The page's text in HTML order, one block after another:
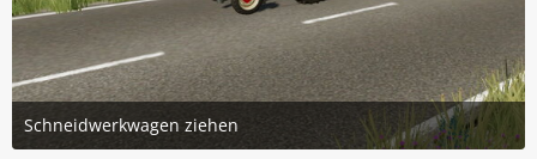
Schneidwerkwagen ziehen
27. August 2023 um 19:58